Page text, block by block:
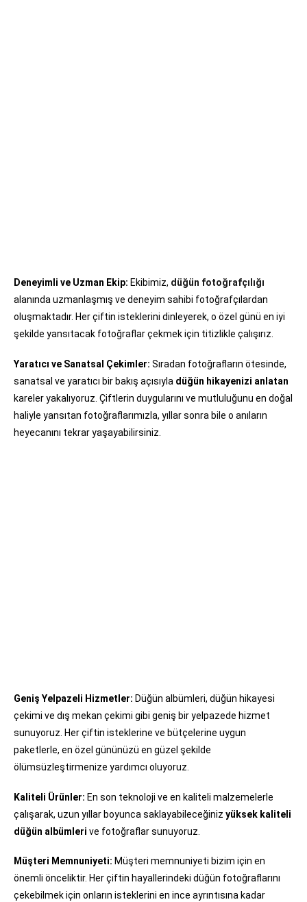
Deneyimli ve Uzman Ekip: Ekibimiz, düğün fotoğrafçılığı
alanında uzmanlaşmış ve deneyim sahibi fotoğrafçılardan
oluşmaktadır. Her çiftin isteklerini dinleyerek, o özel günü en iyi
şekilde yansıtacak fotoğraflar çekmek için titizlikle çalışırız.
Yaratıcı ve Sanatsal Çekimler: Sıradan fotoğrafların ötesinde,
sanatsal ve yaratıcı bir bakış açısıyla düğün hikayenizi anlatan
kareler yakalıyoruz. Çiftlerin duygularını ve mutluluğunu en doğal
haliyle yansıtan fotoğraflarımızla, yıllar sonra bile o anıların
heyecanını tekrar yaşayabilirsiniz.
Geniş Yelpazeli Hizmetler: Düğün albümleri, düğün hikayesi
çekimi ve dış mekan çekimi gibi geniş bir yelpazede hizmet
sunuyoruz. Her çiftin isteklerine ve bütçelerine uygun
paketlerle, en özel gününüzü en güzel şekilde
ölümsüzleştirmenize yardımcı oluyoruz.
Kaliteli Ürünler: En son teknoloji ve en kaliteli malzemelerle
çalışarak, uzun yıllar boyunca saklayabileceğiniz yüksek kaliteli
düğün albümleri ve fotoğraflar sunuyoruz.
Müşteri Memnuniyeti: Müşteri memnuniyeti bizim için en
önemli önceliktir. Her çiftin hayallerindeki düğün fotoğraflarını
çekebilmek için onların isteklerini en ince ayrıntısına kadar